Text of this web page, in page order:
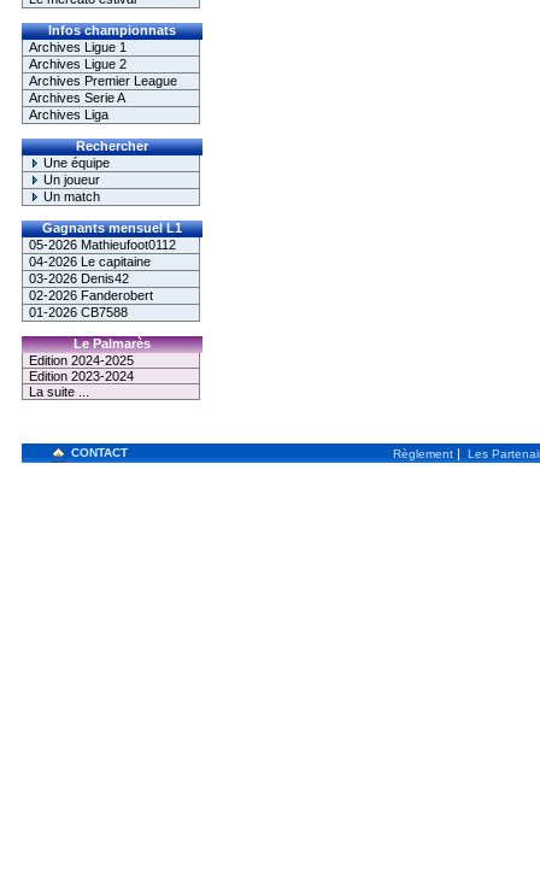
Infos championnats
Archives Ligue 1
Archives Ligue 2
Archives Premier League
Archives Serie A
Archives Liga
Rechercher
Une équipe
Un joueur
Un match
Gagnants mensuel L1
05-2026 Mathieufoot0112
04-2026 Le capitaine
03-2026 Denis42
02-2026 Fanderobert
01-2026 CB7588
Le Palmarès
Edition 2024-2025
Edition 2023-2024
La suite ...
CONTACT Règlement | Les